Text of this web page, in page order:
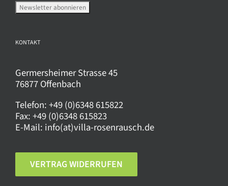
KONTAKT
Germersheimer Strasse 45
76877 Offenbach
Telefon:+49 (0)6348 615822
Fax:+49 (0)6348 615823
E-Mail: info(at)villa-rosenrausch.de
VERTRAG WIDERRUFEN